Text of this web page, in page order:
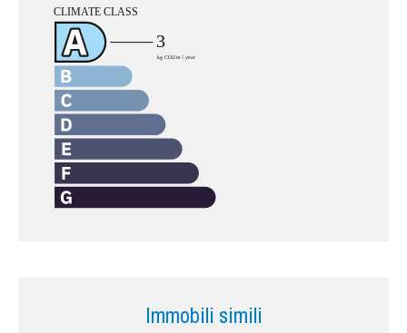
Immobili simili